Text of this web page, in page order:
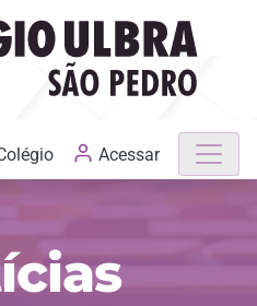
MATRÍCULAS ABERTAS
Acessar